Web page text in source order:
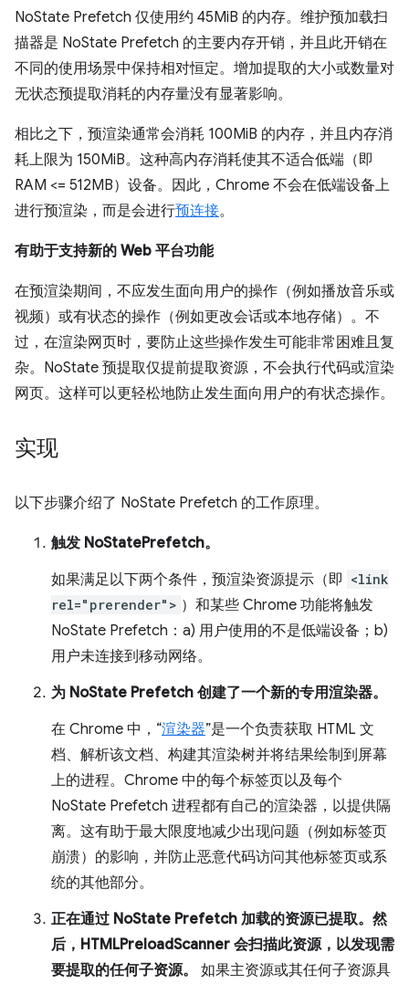
NoState Prefetch 仅使用约 45MiB 的内存。维护预加载扫
描器是 NoState Prefetch 的主要内存开销，并且此开销在
不同的使用场景中保持相对恒定。增加提取的大小或数量对
无状态预提取消耗的内存量没有显著影响。
相比之下，预渲染通常会消耗 100MiB 的内存，并且内存消
耗上限为 150MiB。这种高内存消耗使其不适合低端（即
RAM <= 512MB）设备。因此，Chrome 不会在低端设备上
进行预渲染，而是会进行预连接。
有助于支持新的 Web 平台功能
在预渲染期间，不应发生面向用户的操作（例如播放音乐或
视频）或有状态的操作（例如更改会话或本地存储）。不
过，在渲染网页时，要防止这些操作发生可能非常困难且复
杂。NoState 预提取仅提前提取资源，不会执行代码或渲染
网页。这样可以更轻松地防止发生面向用户的有状态操作。
实现
以下步骤介绍了 NoState Prefetch 的工作原理。
触发 NoStatePrefetch。
如果满足以下两个条件，预渲染资源提示（即 <link
rel="prerender"> ）和某些 Chrome 功能将触发
NoState Prefetch：a) 用户使用的不是低端设备；b)
用户未连接到移动网络。
为 NoState Prefetch 创建了一个新的专用渲染器。
在 Chrome 中，“渲染器”是一个负责获取 HTML 文
档、解析该文档、构建其渲染树并将结果绘制到屏幕
上的进程。Chrome 中的每个标签页以及每个
NoState Prefetch 进程都有自己的渲染器，以提供隔
离。这有助于最大限度地减少出现问题（例如标签页
崩溃）的影响，并防止恶意代码访问其他标签页或系
统的其他部分。
正在通过 NoState Prefetch 加载的资源已提取。然
后，HTMLPreloadScanner 会扫描此资源，以发现需
要提取的任何子资源。
如果主资源或其任何子资源具